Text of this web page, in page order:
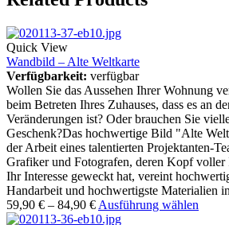
Quick View
Wandbild – Alte Weltkarte
Verfügbarkeit: verfügbar
Wollen Sie das Aussehen Ihrer Wohnung
beim Betreten Ihres Zuhauses, dass es an
Veränderungen ist? Oder brauchen Sie
Geschenk?Das hochwertige Bild "Alte
der Arbeit eines talentierten Projektanten-
Grafiker und Fotografen, deren Kopf voller
Ihr Interesse geweckt hat, vereint
Handarbeit und hochwertigste Materialien
59,90 € – 84,90 € Ausführung wählen